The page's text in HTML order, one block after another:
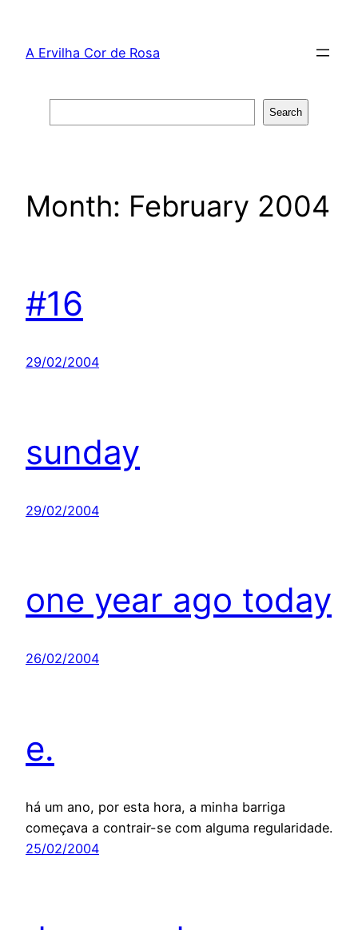
content
A Ervilha Cor de Rosa
Search
Month: February 2004
#16
29/02/2004
sunday
29/02/2004
one year ago today
26/02/2004
e.
há um ano, por esta hora, a minha barriga
começava a contrair-se com alguma regularidade.
25/02/2004